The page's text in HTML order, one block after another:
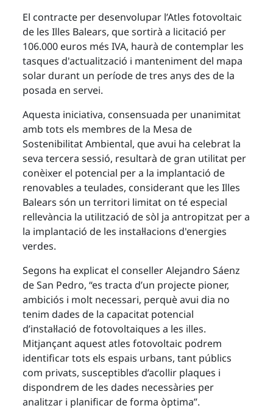
El contracte per desenvolupar l’Atles fotovoltaic
de les Illes Balears, que sortirà a licitació per
106.000 euros més IVA, haurà de contemplar les
tasques d'actualització i manteniment del mapa
solar durant un període de tres anys des de la
posada en servei.
Aquesta iniciativa, consensuada per unanimitat
amb tots els membres de la Mesa de
Sostenibilitat Ambiental, que avui ha celebrat la
seva tercera sessió, resultarà de gran utilitat per
conèixer el potencial per a la implantació de
renovables a teulades, considerant que les Illes
Balears són un territori limitat on té especial
rellevància la utilització de sòl ja antropitzat per a
la implantació de les instal·lacions d'energies
verdes.
Segons ha explicat el conseller Alejandro Sáenz
de San Pedro, “es tracta d’un projecte pioner,
ambiciós i molt necessari, perquè avui dia no
tenim dades de la capacitat potencial
d’instal·lació de fotovoltaiques a les illes.
Mitjançant aquest atles fotovoltaic podrem
identificar tots els espais urbans, tant públics
com privats, susceptibles d’acollir plaques i
dispondrem de les dades necessàries per
analitzar i planificar de forma òptima”.